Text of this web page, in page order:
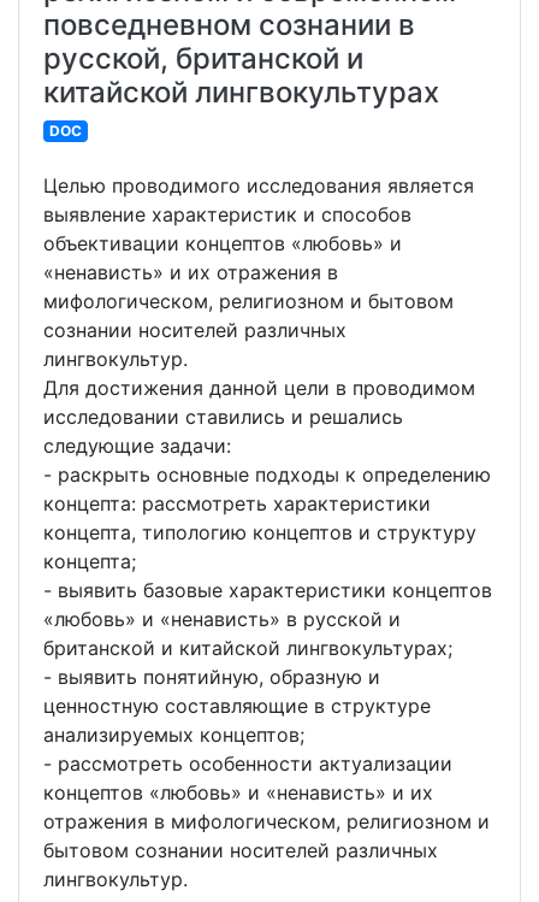
повседневном сознании в
русской, британской и
китайской лингвокультурах
DOC
Целью проводимого исследования является
выявление характеристик и способов
объективации концептов «любовь» и
«ненависть» и их отражения в
мифологическом, религиозном и бытовом
сознании носителей различных
лингвокультур.
Для достижения данной цели в проводимом
исследовании ставились и решались
следующие задачи:
- раскрыть основные подходы к определению
концепта: рассмотреть характеристики
концепта, типологию концептов и структуру
концепта;
- выявить базовые характеристики концептов
«любовь» и «ненависть» в русской и
британской и китайской лингвокультурах;
- выявить понятийную, образную и
ценностную составляющие в структуре
анализируемых концептов;
- рассмотреть особенности актуализации
концептов «любовь» и «ненависть» и их
отражения в мифологическом, религиозном и
бытовом сознании носителей различных
лингвокультур.